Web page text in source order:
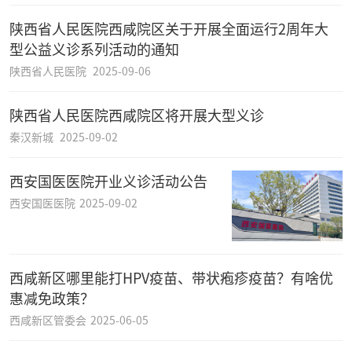
陕西省人民医院西咸院区关于开展全面运行2周年大
型公益义诊系列活动的通知
陕西省人民医院 2025-09-06
陕西省人民医院西咸院区将开展大型义诊
秦汉新城 2025-09-02
西安国医医院开业义诊活动公告
西安国医医院 2025-09-02
西咸新区哪里能打HPV疫苗、带状疱疹疫苗？有啥优
惠减免政策？
西咸新区管委会 2025-06-05